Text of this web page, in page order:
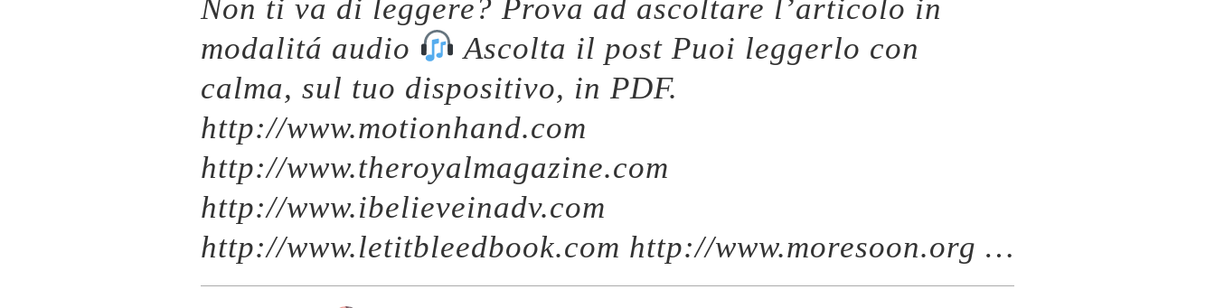
Non ti va di leggere? Prova ad ascoltare l’articolo in
modalitá audio
Ascolta il post Puoi leggerlo con
calma, sul tuo dispositivo, in PDF.
http://www.motionhand.com
http://www.theroyalmagazine.com
http://www.ibelieveinadv.com
http://www.letitbleedbook.com http://www.moresoon.org …